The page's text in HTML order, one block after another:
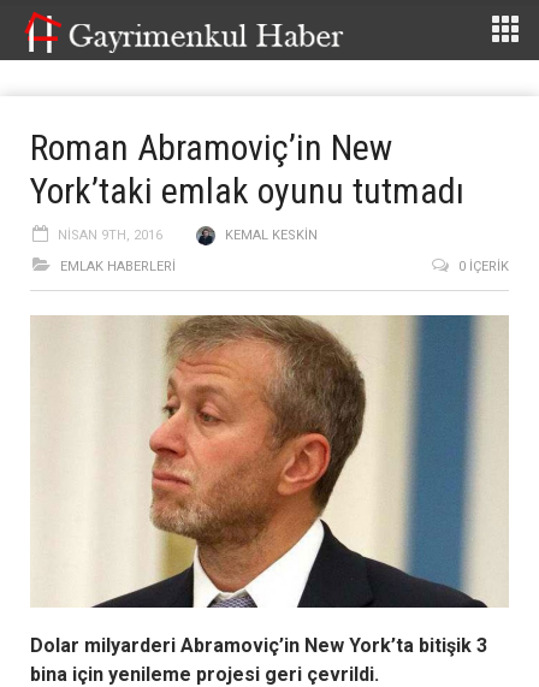
Roman Abramoviç’in New
York’taki emlak oyunu tutmadı
NISAN 9TH, 2016
KEMAL KESKIN
EMLAK HABERLERI
0 İÇERIK
Dolar milyarderi Abramoviç’in New York’ta bitişik 3
bina için yenileme projesi geri çevrildi.